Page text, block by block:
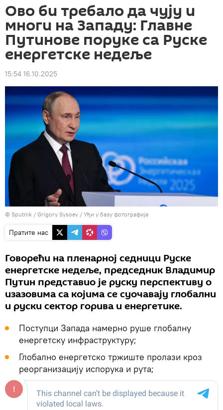
Ово би требало да чују и
многи на Западу: Главне
Путинове поруке са Руске
енергетске недеље
15:54 16.10.2025
© Sputnik / Grigory Sysoev / Уђи у базу фотографија
Пратите нас
Говорећи на пленарној седници Руске
енергетске недеље, председник Владимир
Путин представио је руску перспективу о
изазовима са којима се суочавају глобални
и руски сектор горива и енергетике.
Поступци Запада намерно руше глобалну
енергетску инфраструктуру;
Глобално енергетско тржиште пролази кроз
реорганизацију испорука и рута;